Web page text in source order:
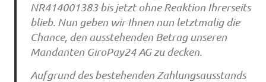
NR414001383 bis jetzt ohne Reaktion Ihrerseits
blieb. Nun geben wir Ihnen nun letztmalig die
Chance, den ausstehenden Betrag unseren
Mandanten GiroPay24 AG zu decken.
Aufgrund des bestehenden Zahlungsausstands